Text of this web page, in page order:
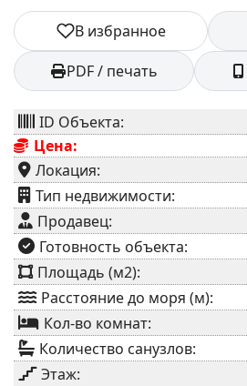
В избранное
PDF / печать
ID Объекта:
Цена:
Локация:
⁠Тип недвижимости:
Продавец:
⁠Готовность объекта:
Площадь (м2):
Расстояние до моря (м):
Кол-во комнат:
Количество санузлов:
Этаж: